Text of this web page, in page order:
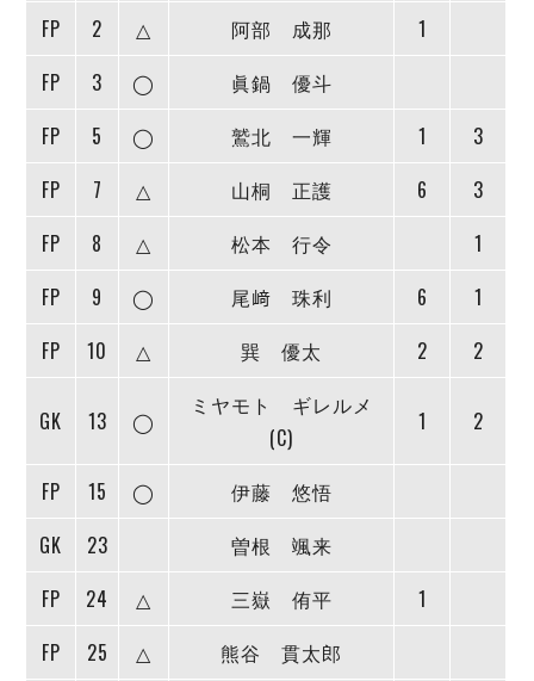
個人ランキング｜ゴール
個人ランキング｜シュート
個人ランキング｜第2PK
メットライフ生命Ｆリーグカップ 2026
大会概要
チケット情報
ヴォスクオーレ仙台
リガーレヴィア葛飾
ヴィンセドール白山
アグレミーナ浜松
ポルセイド浜田
クラブライセンス関連
アリーナ観戦マナー&ルール
ディビジョン2 試合記録
リーグ統計データ
記念ゴール
担当審判員
選手の通算記録（Ｆ１）
バルドラール浦安
フウガドールすみだ
立川アスレティックFC
ペスカドーラ町田
ボアルース長野
シュライカー大阪
ABeam AWARD
DIVISION 02
FP
2 △ 阿部 成那
1
FP
3 ◯
眞鍋 優斗
FP
5 ◯ 鷲北 一輝 1
3
FP
7 △ 山桐 正護 6
3
FP
8 △ 松本 行令
1
FP
9 ◯ 尾﨑 珠利 6
1
FP
10 △ 巽 優太 2 2
GK 13 ◯
ミヤモト ギレルメ
(C)
1 2
FP 15 ◯
伊藤 悠悟
GK
23
曽根 颯来
FP
24 △ 三嶽 侑平
1
FP
25 △ 熊谷 貫太郎